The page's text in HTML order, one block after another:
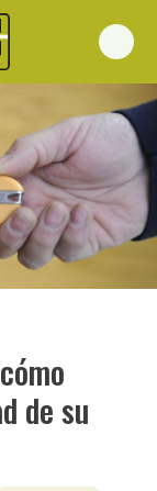
de su